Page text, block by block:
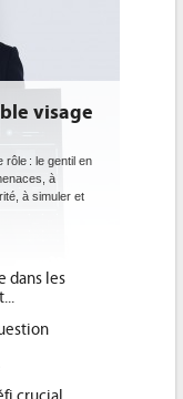
énergétique
obligation pour
durables et plus efficaces,
les pouvoirs publics européens
que la DEE (directive
énergétique) ?
pression administrative